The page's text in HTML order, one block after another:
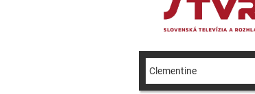
Clementine